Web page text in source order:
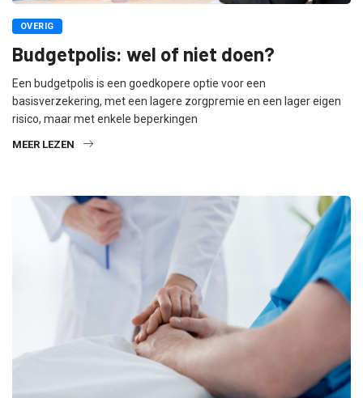
OVERIG
Budgetpolis: wel of niet doen?
Een budgetpolis is een goedkopere optie voor een
basisverzekering, met een lagere zorgpremie en een lager eigen
risico, maar met enkele beperkingen
MEER LEZEN